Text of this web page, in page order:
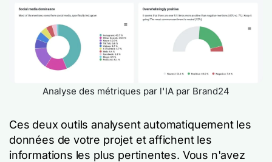
Analyse des métriques par l'IA par Brand24
Ces deux outils analysent automatiquement les
données de votre projet et affichent les
informations les plus pertinentes. Vous n'avez